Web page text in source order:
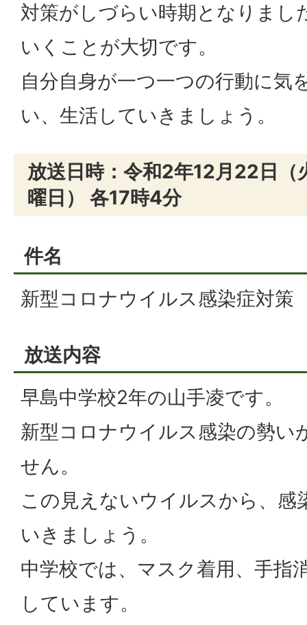
対策がしづらい時期となりまし
いくことが大切です。
自分自身が一つ一つの行動に気
い、生活していきましょう。
放送日時：令和2年12月22日（
曜日） 各17時4分
件名
新型コロナウイルス感染症対策
放送内容
早島中学校2年の山手凌です。
新型コロナウイルス感染の勢い
せん。
この見えないウイルスから、感
いきましょう。
中学校では、マスク着用、手指
しています。